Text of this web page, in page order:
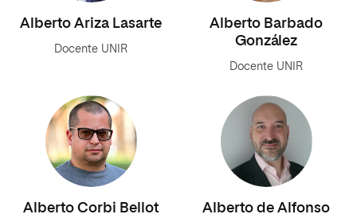
Alberto Ariza Lasarte
Docente UNIR
Alberto Barbado
González
Docente UNIR
Alberto Corbi Bellot
Alberto de Alfonso